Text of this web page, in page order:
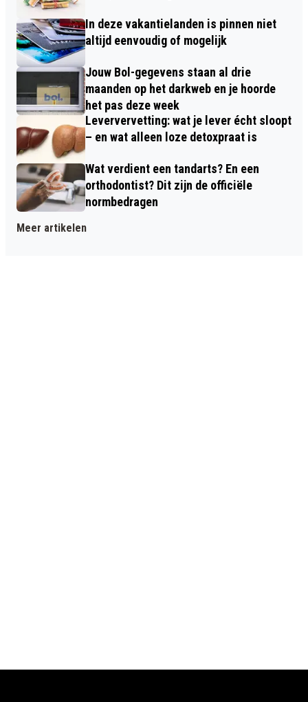
In deze vakantielanden is pinnen niet
altijd eenvoudig of mogelijk
Jouw Bol-gegevens staan al drie
maanden op het darkweb en je hoorde
het pas deze week
Leververvetting: wat je lever écht sloopt
– en wat alleen loze detoxpraat is
Wat verdient een tandarts? En een
orthodontist? Dit zijn de officiële
normbedragen
Meer artikelen